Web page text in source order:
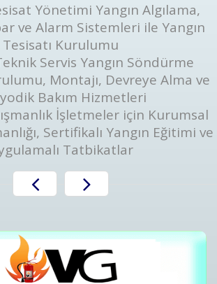
Yönetimi Yangın Algılama,
ve Alarm Sistemleri ile Yangın
Tesisatı Kurulumu
Servis Yangın Söndürme
Montajı, Devreye Alma ve
Bakım Hizmetleri
İşletmeler için Kurumsal
Sertifikalı Yangın Eğitimi ve
Tatbikatlar